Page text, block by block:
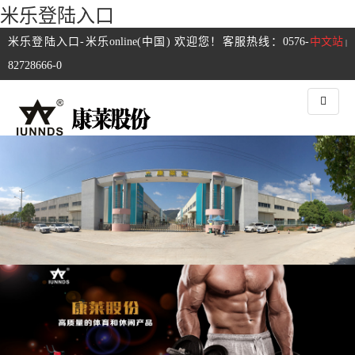
米乐登陆入口
中文站 |
米乐登陆入口-米乐online(中国) 欢迎您！客服热线：0576-
82728666-0